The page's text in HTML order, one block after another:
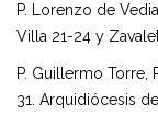
P. Lorenzo de
Villa 21-24 y
P. Guillermo Torre,
31. Arquidiócesis